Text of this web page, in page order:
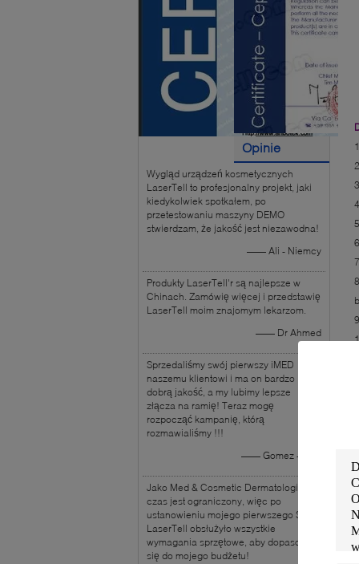
Opinie
klientów
Wygląd urządzeń kosmetycznych
LaserTell to profesjonalny projekt, jaki
kiedykolwiek spotkałem, po
przetestowaniu maszyny DEMO
stwierdzam, że jakość jest niezawodna!
—— Ali - Niemcy
Produkty LaserTell'r są najlepsze w
Chinach. Zamówię więcej i przedstawię
LaserTell moim znajomym lekarzom.
—— Dr Ahmed
Sprzedaliśmy swój pierwszy iMED
naszemu klientowi i ma on bardzo
dobrą jakość, a my lubimy lepsze
złącza na ramię! Teraz mogę
rozpocząć kampanię, którą
rozmawialiśmy !!!
—— Gomez - USA
Jako Med & Cosmetic Dermatologist,
czas jest ograniczony, więc po
ustanowieniu mojego pierwszego Spa,
LaserTell obsłużyło wszystkie
wymagania sprzętowe, aby dopasować
się do mojego budżetu!
i